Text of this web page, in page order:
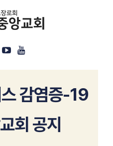
감염증-19
회 공지